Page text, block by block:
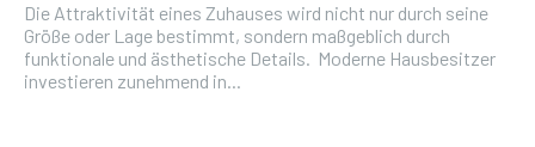
Die Attraktivität eines Zuhauses wird nicht nur durch seine
Größe oder Lage bestimmt, sondern maßgeblich durch
funktionale und ästhetische Details. Moderne Hausbesitzer
investieren zunehmend in...